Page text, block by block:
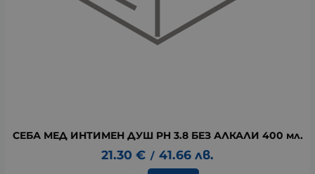
СЕБА МЕД ИНТИМЕН ДУШ PH 3.8 БЕЗ АЛКАЛИ 400 мл.
21.30 € / 41.66 лв.